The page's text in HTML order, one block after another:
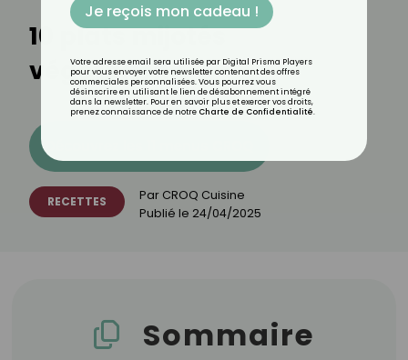
10 plats mijotés
végétariens
RECETTES Par CROQ Cuisine
Publié le 24/04/2025
Sommaire
Je reçois mon cadeau !
Votre adresse email sera utilisée par Digital Prisma Players
pour vous envoyer votre newsletter contenant des offres
commerciales personnalisées. Vous pourrez vous
désinscrire en utilisant le lien de désabonnement intégré
dans la newsletter. Pour en savoir plus et exercer vos droits,
prenez connaissance de notre Charte de Confidentialité.